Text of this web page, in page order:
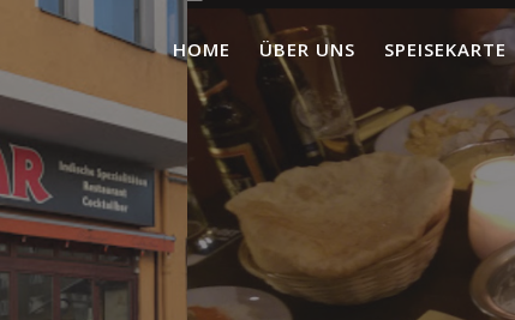
HOME ÜBER UNS SPEISEKARTE